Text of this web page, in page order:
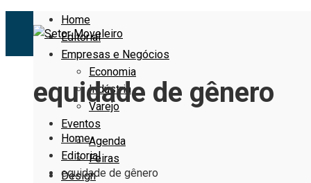
Home
Editorial
Empresas e Negócios
Economia
Indústria
Varejo
Eventos
Agenda
Feiras
Design
equidade de gênero
Home
Editorial
equidade de gênero